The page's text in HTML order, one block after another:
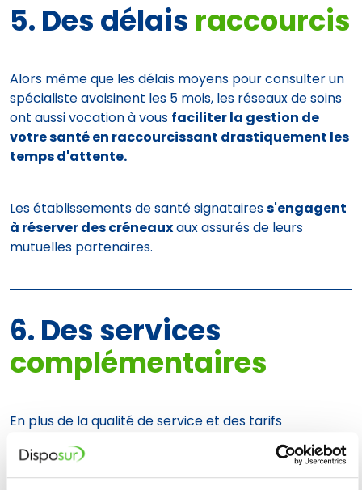
5. Des délais raccourcis
Alors même que les délais moyens pour consulter un
spécialiste avoisinent les 5 mois, les réseaux de soins
ont aussi vocation à vous faciliter la gestion de
votre santé en raccourcissant drastiquement les
temps d'attente.
Les établissements de santé signatairess'engagent
à réserver des créneauxaux assurés de leurs
mutuelles partenaires.
6. Des services
complémentaires
En plus de la qualité de service et des tarifs
compétitifs, passer par le réseau de soins de votre
mutuelle vous donne accès à des
prestations
spécifiques: